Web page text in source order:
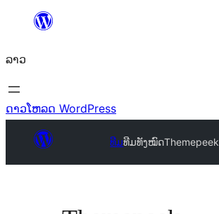
ທີ່
ເນື້ອຫາ
ລາວ
ດາວໂຫລດ WordPress
ທີມທີມທັງໝົດThemepeek